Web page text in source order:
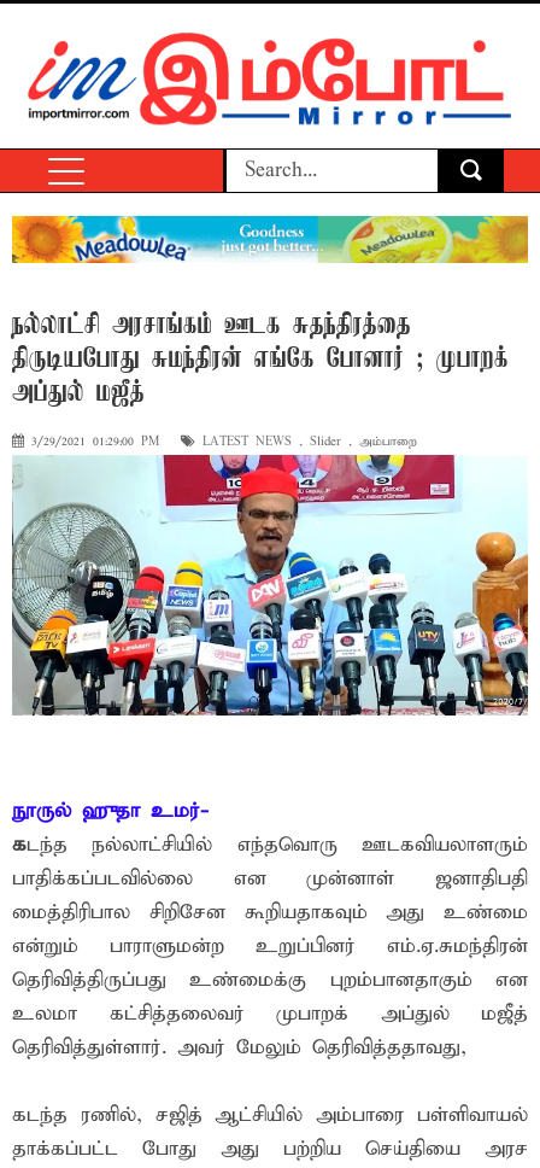
ந‌ல்லாட்சி அரசாங்கம் ஊடக சுதந்திரத்தை
திருடியபோது சுமந்திரன் எங்கே போனார் ; முபாற‌க்
அப்துல் ம‌ஜீத்
3/29/2021 01:29:00 PM LATEST NEWS , Slider , அம்பாறை
நூருல் ஹுதா உமர்-
க‌ட‌ந்த‌ ந‌ல்லாட்சியில் எந்த‌வொரு ஊட‌க‌விய‌லாள‌ரும்
பாதிக்க‌ப்ப‌ட‌வில்லை என‌ முன்னாள் ஜ‌னாதிப‌தி
மைத்திரிபால சிறிசேன கூறியதாகவும் அது உண்மை
என்றும் பாராளும‌ன்ற‌ உறுப்பின‌ர் எம்.ஏ.சும‌ந்திர‌ன்
தெரிவித்திருப்ப‌து உண்மைக்கு புற‌ம்பான‌தாகும் என‌
உல‌மா க‌ட்சித்த‌லைவ‌ர் முபாற‌க் அப்துல் ம‌ஜீத்
தெரிவித்துள்ளார். அவ‌ர் மேலும் தெரிவித்த‌தாவது,
க‌ட‌ந்த‌ ர‌ணில், ச‌ஜித் ஆட்சியில் அம்பாரை ப‌ள்ளிவாய‌ல்
தாக்க‌ப்ப‌ட்ட‌ போது அது ப‌ற்றிய‌ செய்தியை அர‌ச‌